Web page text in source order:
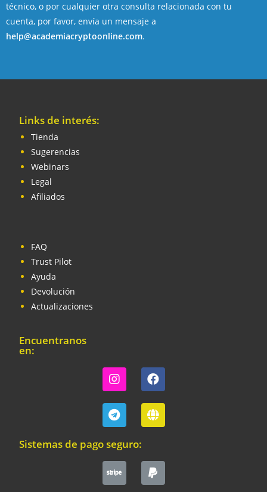
técnico, o por cualquier otra consulta relacionada con tu
cuenta, por favor, envía un mensaje a
help@academiacryptoonline.com.
Links de interés:
Tienda
Sugerencias
Webinars
Legal
Afiliados
FAQ
Trust Pilot
Ayuda
Devolución
Actualizaciones
Encuentranos
en:
Sistemas de pago seguro: